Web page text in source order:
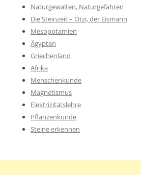
Naturgewalten, Naturgefahren
Die Steinzeit – Ötzi, der Eismann
Mesopotamien
Ägypten
Griechenland
Afrika
Menschenkunde
Magnetismus
Elektrizitätslehre
Pflanzenkunde
Steine erkennen